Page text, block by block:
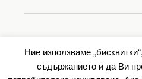
Back
Ние използваме
съдържанието и да Ви